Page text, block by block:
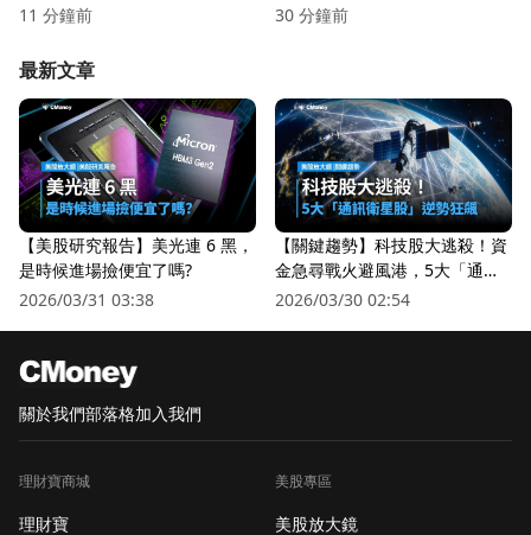
持續強勁！
11 分鐘前
錄的利潤率與戰略增長
30 分鐘前
最新文章
【美股研究報告】美光連 6 黑，
是時候進場撿便宜了嗎?
2026/03/31 03:38
【關鍵趨勢】科技股大逃殺！資
金急尋戰火避風港，5大「通訊
衛星股」逆勢狂飆
2026/03/30 02:54
關於我們部落格加入我們
理財寶商城
理財寶
美股專區
美股放大鏡